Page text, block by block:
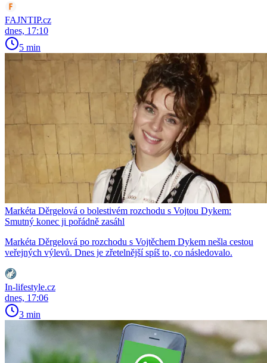
FAJNTIP.cz
dnes, 17:10
5 min
Markéta Děrgelová o bolestivém rozchodu s Vojtou Dykem:
Smutný konec ji pořádně zasáhl
Markéta Děrgelová po rozchodu s Vojtěchem Dykem nešla cestou
veřejných výlevů. Dnes je zřetelnější spíš to, co následovalo.
In-lifestyle.cz
dnes, 17:06
3 min